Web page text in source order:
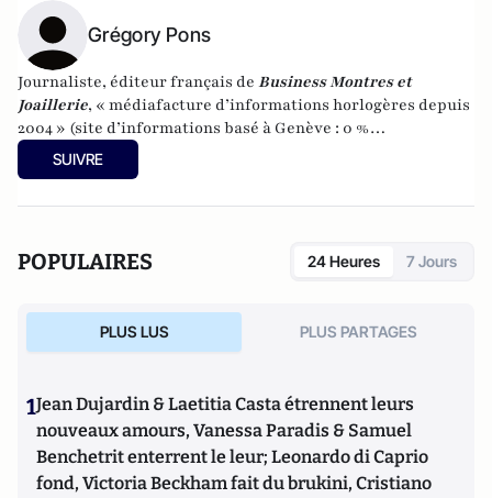
Grégory Pons
Journaliste, éditeur français de Business Montres et
Joaillerie, « médiafacture d’informations horlogères depuis
2004 » (site d’informations basé à Genève : 0 %
publicité-100 % liberté), spécialiste du marketing horloger
et de l’analyse des marchés de la montre.
SUIVRE
POPULAIRES 24 Heures 7 Jours
PLUS LUS PLUS PARTAGES
1Jean Dujardin & Laetitia Casta étrennent leurs
nouveaux amours, Vanessa Paradis & Samuel
Benchetrit enterrent le leur; Leonardo di Caprio
fond, Victoria Beckham fait du brukini, Cristiano